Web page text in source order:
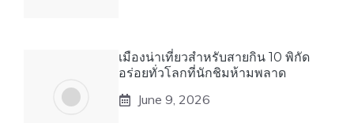
เมืองน่าเที่ยวสำหรับสายกิน 10 พิกัด
อร่อยทั่วโลกที่นักชิมห้ามพลาด
June 9, 2026